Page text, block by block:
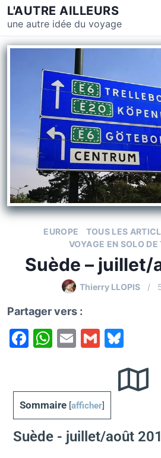
L'AUTRE AILLEURS
une autre idée du voyage
EUROPE TOUS LES
VOYAGE EN SOLO DE
Suède – juillet/
Thierry LLOPIS
Partager vers :
F
e
b
o
W
s
A
p
E
l
G
l
e
s
y
Sommaire [afficher]
Suède - juillet/août